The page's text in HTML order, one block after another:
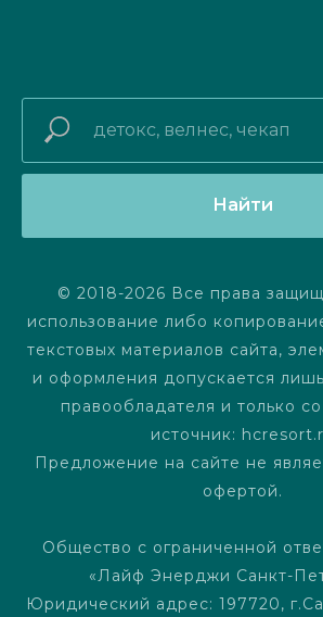
Найти
© 2018-2026 Все права
использование либо
текстовых материалов сайта,
и оформления допускается
правообладателя и только
источник:
Предложение на сайте не
офертой.
Общество с ограниченной
«Лайф Энерджи Санкт-
Юридический адрес: 197720,